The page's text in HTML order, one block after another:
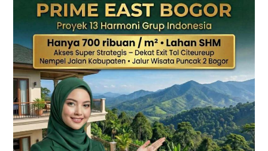
BOGOR
|
SHM
Pecah
Sertifikat
|
Dekat
Tol
Citeureup